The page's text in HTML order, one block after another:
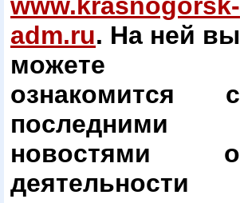
adm.ru. На ней вы
можете
ознакомится с
последними
новостями о
деятельности